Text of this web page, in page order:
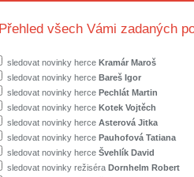
Přehled všech Vámi zadaných
sledovat novinky herce Kramár Maroš
sledovat novinky herce Bareš Igor
sledovat novinky herce Pechlát Martin
sledovat novinky herce Kotek Vojtěch
sledovat novinky herce Asterová Jitka
sledovat novinky herce Pauhofová Tatiana
sledovat novinky herce Švehlík David
sledovat novinky režiséra Dornhelm Robert